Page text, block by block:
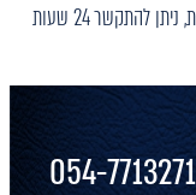
ליצירת קשר עם משרד עורכי דין במודיעין מכבים רעות, ניתן להתקשר 24 שעות